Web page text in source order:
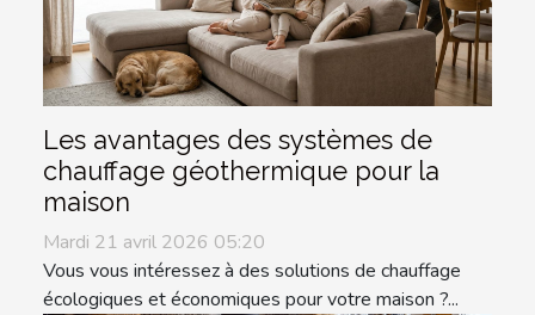
Les avantages des systèmes de
chauffage géothermique pour la
maison
Mardi 21 avril 2026 05:20
Vous vous intéressez à des solutions de chauffage
écologiques et économiques pour votre maison ?...